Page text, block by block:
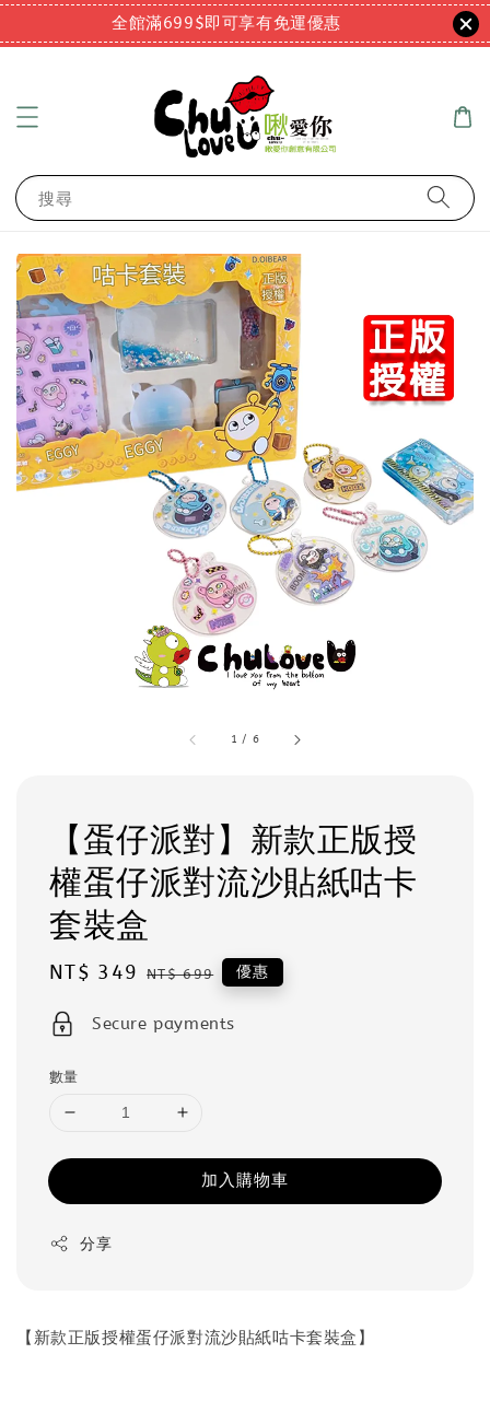
全館滿699$即可享有免運優惠
搜尋
1 / 6
【蛋仔派對】新款正版授
權蛋仔派對流沙貼紙咕卡
套裝盒
Sale
NT$ 349 Regular
NT$ 699 優惠
Secure payments
數量
加入購物車
分享
【新款正版授權蛋仔派對流沙貼紙咕卡套裝盒】